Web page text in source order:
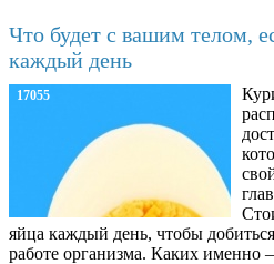
Что будет с вашим телом,
каждый день
17055
яйца каждый день, чтобы
работе организма. Каких именно –